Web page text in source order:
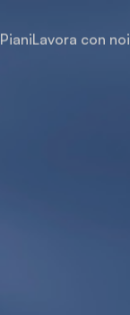
PianiLavora con noi